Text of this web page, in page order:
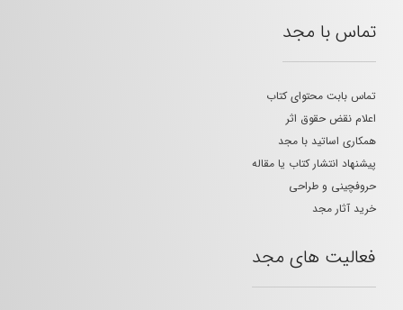
تماس با مجد
تماس بابت محتوای کتاب
اعلام نقض حقوق اثر
همکاری اساتید با مجد
پیشنهاد انتشار کتاب یا مقاله
حروفچینی و طراحی
خرید آثار مجد
فعالیت های مجد